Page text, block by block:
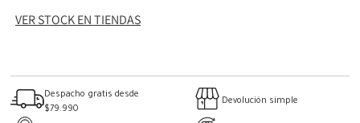
VER STOCK EN TIENDAS
Despacho gratis desde
$79.990
Devolución simple